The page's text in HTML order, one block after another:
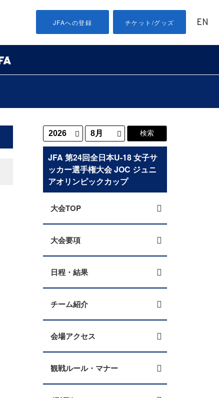
JFAへの登録 チケット/グッズ EN
JFA 第24回全日本U-18 女子サ
ッカー選手権大会 JOC ジュニ
アオリンピックカップ
大会TOP
大会要項
日程・結果
チーム紹介
会場アクセス
観戦ルール・マナー